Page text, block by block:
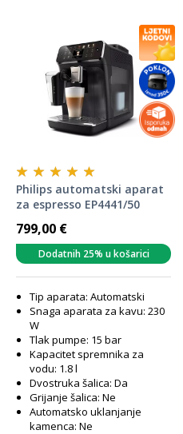
Philips automatski aparat
za espresso EP4441/50
799,00 €
Dodatnih 25% u košarici
Tip aparata: Automatski
Snaga aparata za kavu: 230
W
Tlak pumpe: 15 bar
Kapacitet spremnika za
vodu: 1.8 l
Dvostruka šalica: Da
Grijanje šalica: Ne
Automatsko uklanjanje
kamenca: Ne